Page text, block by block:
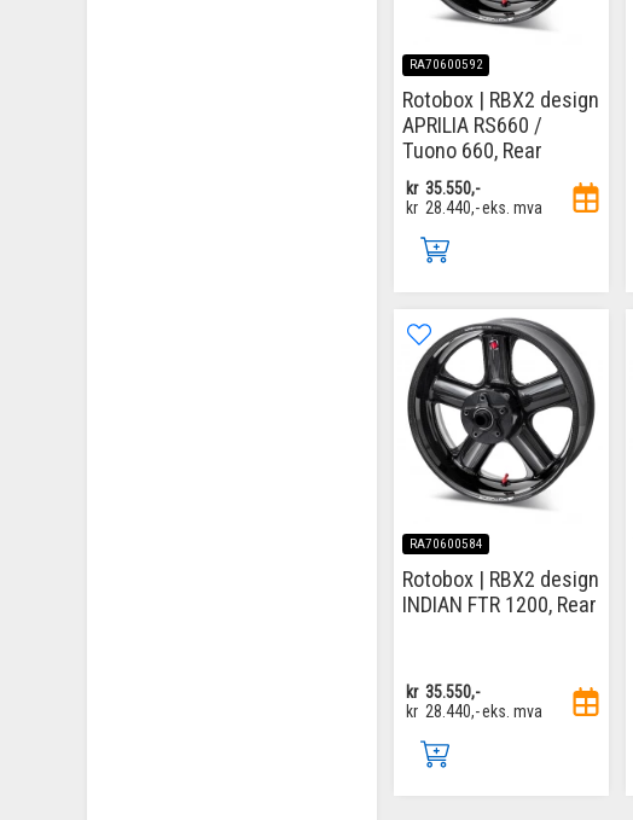
RA70600592
Rotobox | RBX2 design
APRILIA RS660 /
Tuono 660, Rear
kr 35.550,-
kr 28.440,-eks. mva
RA70600584
Rotobox | RBX2 design
INDIAN FTR 1200, Rear
kr 35.550,-
kr 28.440,-eks. mva